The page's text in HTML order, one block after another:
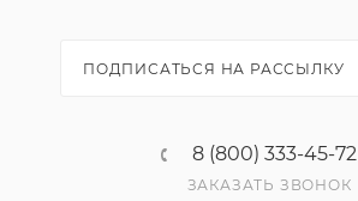
ПОДПИСАТЬСЯ НА РАССЫЛКУ
8 (800) 333-45-72
ЗАКАЗАТЬ ЗВОНОК